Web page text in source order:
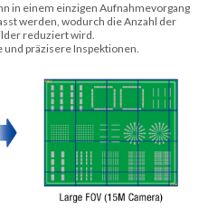
in einem einzigen Aufnahmevorgang
werden, wodurch die Anzahl der
reduziert wird.
präzisere Inspektionen.